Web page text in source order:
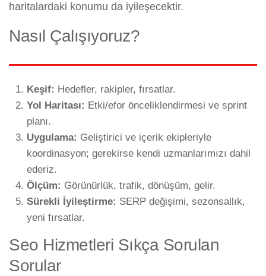
haritalardaki konumu da iyileşecektir.
Nasıl Çalışıyoruz?
Keşif: Hedefler, rakipler, fırsatlar.
Yol Haritası: Etki/efor önceliklendirmesi ve sprint
planı.
Uygulama: Geliştirici ve içerik ekipleriyle
koordinasyon; gerekirse kendi uzmanlarımızı dahil
ederiz.
Ölçüm: Görünürlük, trafik, dönüşüm, gelir.
Sürekli İyileştirme: SERP değişimi, sezonsallık,
yeni fırsatlar.
Seo Hizmetleri Sıkça Sorulan
Sorular